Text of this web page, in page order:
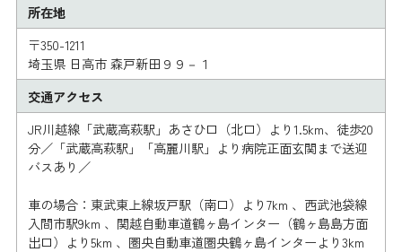
所在地
〒350-1211
埼玉県 日高市 森戸新田９９－１
交通アクセス
JR川越線「武蔵高萩駅」あさひ口（北口）より1.5km、徒歩20
分／「武蔵高萩駅」「高麗川駅」より病院正面玄関まで送迎
バスあり／
車の場合：東武東上線坂戸駅（南口）より7km 、西武池袋線
入間市駅9km 、関越自動車道鶴ヶ島インター（鶴ヶ島島方面
出口）より5km 、圏央自動車道圏央鶴ヶ島インターより3km